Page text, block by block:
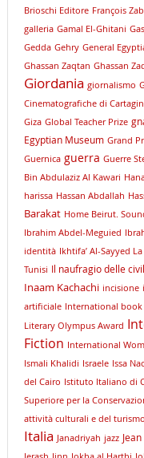
Brioschi Editore François
galleria Gamal El-Ghitani
Gedda Gehry General
Ghassan Zaqtan Ghassan
Giordania giornalismo
Cinematografiche di
Giza Global Teacher Prize
Egyptian Museum Grand
Guernica guerra Guerre
Bin Abdulaziz Al Kawari
harissa Hassan Abdallah
Barakat Home Beirut.
Ibrahim Abdel-Meguied
identità Ikhtifa’ Al-Sayyed
Tunisi Il naufragio delle
Inaam Kachachi incisione
artificiale International
Literary Olympus Award
Fiction International
Ismali Khalidi Israele Issa
del Cairo Istituto Italiano di
Superiore per la
attività culturali e del turismo
Italia Janadriyah jazz